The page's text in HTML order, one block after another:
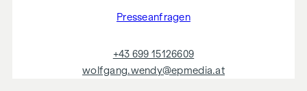
Presseanfragen
+43 699 15126609
wolfgang.wendy@epmedia.at